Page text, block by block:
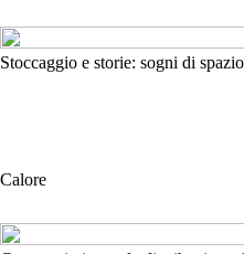
Stoccaggio e storie: sogni di
Calore